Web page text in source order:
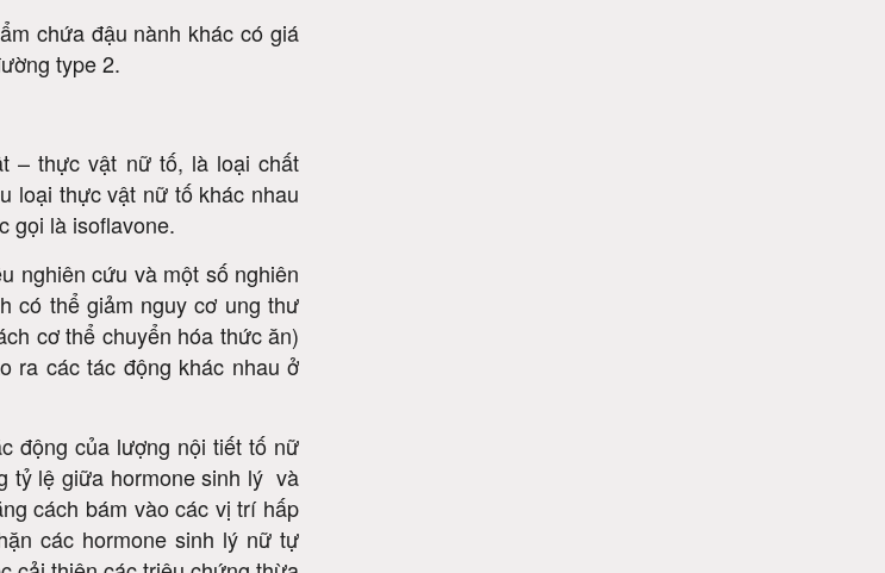
chứa đậu nành khác có giá
type 2.
– thực vật nữ tố, là loại chất
loại thực vật nữ tố khác nhau
gọi là isoflavone.
nghiên cứu và một số nghiên
có thể giảm nguy cơ ung thư
cơ thể chuyển hóa thức ăn)
ra các tác động khác nhau ở
động của lượng nội tiết tố nữ
tỷ lệ giữa hormone sinh lý và
cách bám vào các vị trí hấp
các hormone sinh lý nữ tự